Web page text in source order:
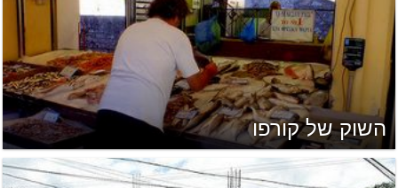
השוק של קורפו